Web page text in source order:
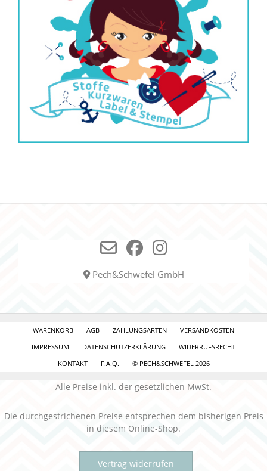
Pech&Schwefel GmbH
WARENKORB AGB ZAHLUNGSARTEN
VERSANDKOSTEN
IMPRESSUM
DATENSCHUTZERKLÄRUNG
WIDERRUFSRECHT
KONTAKT
F.A.Q. © PECH&SCHWEFEL 2026
Alle Preise inkl. der gesetzlichen MwSt.
Die durchgestrichenen Preise entsprechen dem bisherigen Preis
in diesem Online-Shop.
Vertrag widerrufen